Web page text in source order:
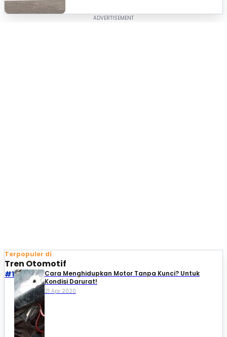
Terpopuler di
Tren Otomotif
#1
Cara Menghidupkan Motor Tanpa Kunci? Untuk
Kondisi Darurat!
21 Apr 2020